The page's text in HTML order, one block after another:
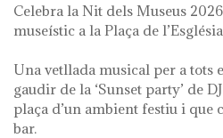
Celebra la Nit dels Museus
museístic a la Plaça de
Una vetllada musical per a tots
gaudir de la ‘Sunset party’ de
plaça d’un ambient festiu i que
bar.